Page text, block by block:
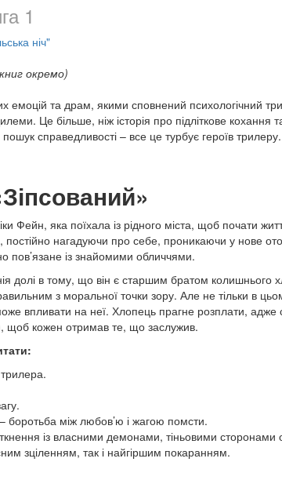
1
ніч"
окремо)
емоцій та драм, якими сповнений психологічний
Це більше, ніж історія про підліткове
справедливості – все це турбує героїв
Фейн, яка поїхала із рідного міста, щоб почати
постійно нагадуючи про себе, проникаючи у нове
пов’язане із знайомими обличчями.
долі в тому, що він є старшим братом
з моральної точки зору. Але не тільки в
впливати на неї. Хлопець прагне розплати, адже
щоб кожен отримав те, що заслужив.
боротьба між любов’ю і жагою помсти.
із власними демонами, тіньовими сторонами
зціленням, так і найгіршим покаранням.